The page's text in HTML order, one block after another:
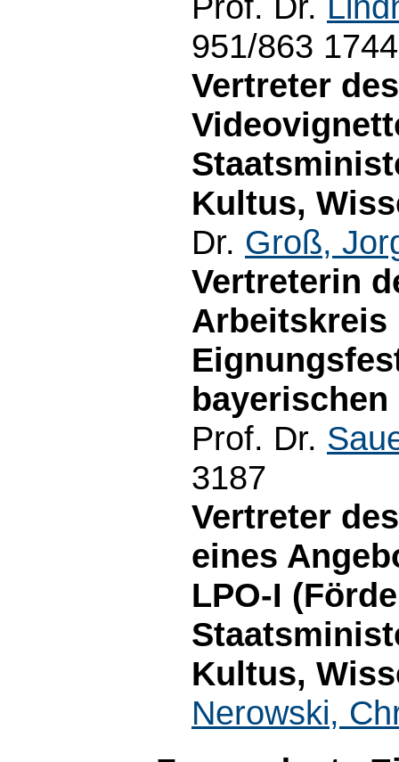
951/863 1744
Vertreter
Kultus,
Dr. Groß,
Vertreterin
Arbeitskreis
Prof. Dr.
3187
Vertreter
eines
LPO-I
Kultus,
Nerowski,